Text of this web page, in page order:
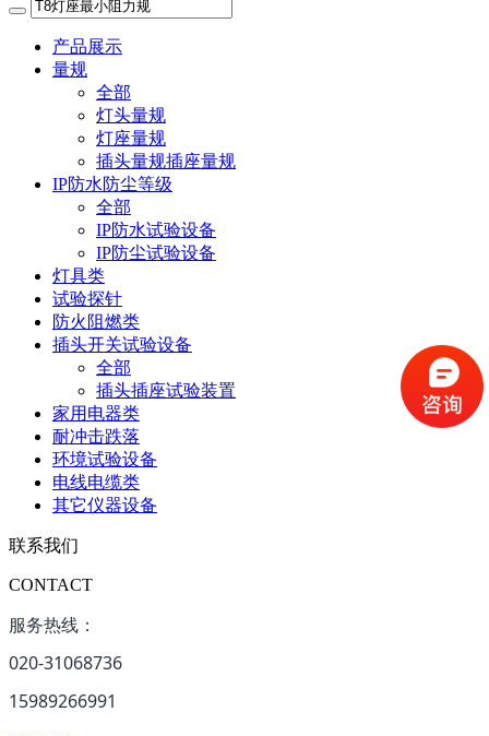
产品展示
量规
全部
灯头量规
灯座量规
插头量规插座量规
IP防水防尘等级
全部
IP防水试验设备
IP防尘试验设备
灯具类
试验探针
防火阻燃类
插头开关试验设备
全部
插头插座试验装置
家用电器类
耐冲击跌落
环境试验设备
电线电缆类
其它仪器设备
联系我们
CONTACT
服务热线：
020-31068736
15989266991